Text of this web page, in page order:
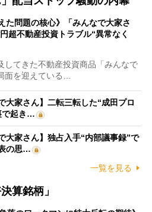
た問題の核心》「みんなで大家さ
超不動産投資トラブル“異常なく
てきた不動産投資商品「みんなで
面を迎えている…
大家さん】二転三転した“成田プロ
で起き…
大家さん】独占入手“内部議事録”で
の思…
一覧を見る
算銘柄」